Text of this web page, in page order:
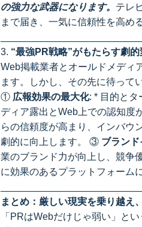
の強力な武器になります。 テレ
まで届き、一気に信頼性を高め
3. “最強PR戦略”がもたらす劇
Web掲載業者とオールドメディ
ます。しかし、その先に待って
① 広報効果の最大化: * 目的とタ
ディア露出とWeb上での認知度
らの信頼度が高まり、インバウ
劇的に向上します。 ③ ブラン
業のブランド力が向上し、競争
に効果のあるプラットフォーム
まとめ：厳しい現実を乗り越え
「PRはWebだけじゃ弱い」と